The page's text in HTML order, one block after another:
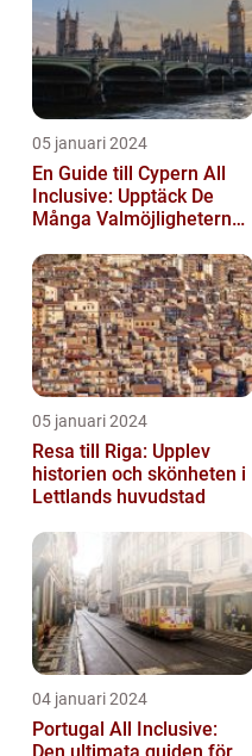
05 januari 2024
En Guide till Cypern All
Inclusive: Upptäck De
Många Valmöjligheterna
Semester...
05 januari 2024
Resa till Riga: Upplev
historien och skönheten i
Lettlands huvudstad
04 januari 2024
Portugal All Inclusive: